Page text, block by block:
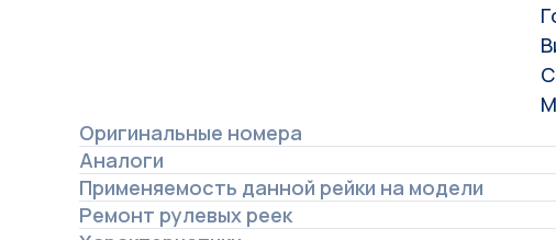
Оригинальные номера
Аналоги
Применяемость данной рейки на модели
Ремонт рулевых реек